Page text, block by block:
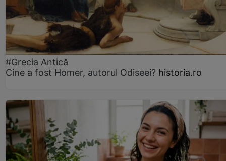
#Grecia Antică
Cine a fost Homer, autorul Odiseei? historia.ro